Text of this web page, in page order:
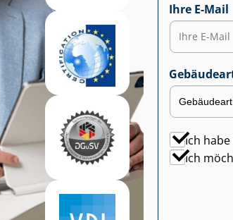
Ihre E-Mail
Ich habe
Ich